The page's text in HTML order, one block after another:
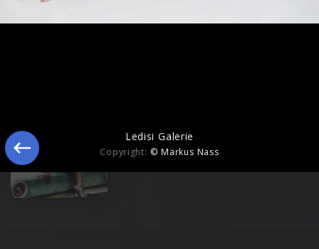
Ledisi Galerie
Copyright: © Markus Nass